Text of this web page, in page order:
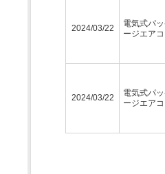
2024/03/22
電気式パ
ージエア
2024/03/22
電気式パ
ージエア